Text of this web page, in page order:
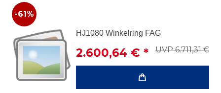
-61%
HJ1080 Winkelring FAG
UVP 6.711,31 €
2.600,64 € *